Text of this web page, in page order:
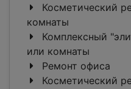
Косметический
комнаты
Комплексный
или комнаты
Ремонт офиса
Косметический